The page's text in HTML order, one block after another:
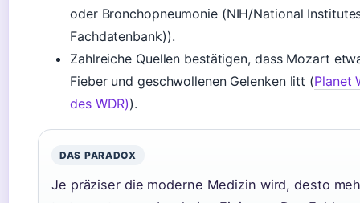
oder Bronchopneumonie (NIH/National
Fachdatenbank)).
Zahlreiche Quellen bestätigen, dass Mozart
Fieber und geschwollenen Gelenken litt (Planet
des WDR)).
DAS PARADOX
Je präziser die moderne Medizin wird, desto